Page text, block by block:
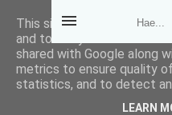
This site uses cookies
and to analyze traffic. Your
shared with Google along
metrics to ensure quality
statistics, and to detect
LEARN